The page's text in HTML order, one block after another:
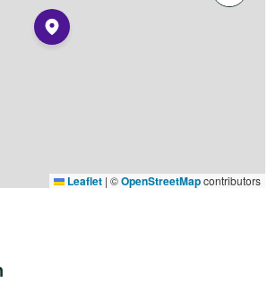
Leaflet | ©OpenStreetMapcontributors